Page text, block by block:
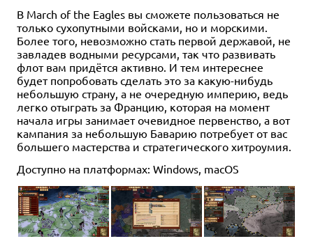
В March of the Eagles вы сможете пользоваться не
только сухопутными войсками, но и морскими.
Более того, невозможно стать первой державой, не
завладев водными ресурсами, так что развивать
флот вам придётся активно. И тем интереснее
будет попробовать сделать это за какую-нибудь
небольшую страну, а не очередную империю, ведь
легко отыграть за Францию, которая на момент
начала игры занимает очевидное первенство, а вот
кампания за небольшую Баварию потребует от вас
большего мастерства и стратегического хитроумия.
Доступно на платформах: Windows, macOS